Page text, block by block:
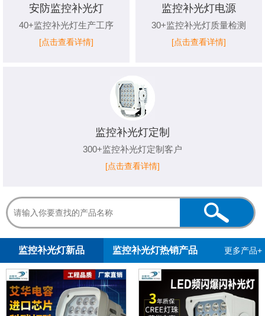
安防监控补光灯
40+监控补光灯生产工序
[点击查看详情]
监控补光灯电源
30+监控补光灯质量检测
[点击查看详情]
监控补光灯定制
300+监控补光灯定制客户
[点击查看详情]
监控补光灯新品 监控补光灯热销产品 更多产品+